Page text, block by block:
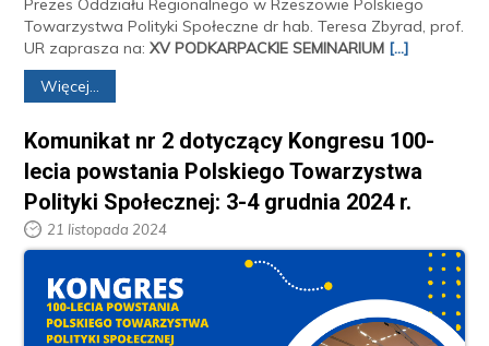
Prezes Oddziału Regionalnego w Rzeszowie Polskiego
Towarzystwa Polityki Społeczne dr hab. Teresa Zbyrad, prof.
UR zaprasza na: XV PODKARPACKIE SEMINARIUM [...]
Więcej...
Komunikat nr 2 dotyczący Kongresu 100-
lecia powstania Polskiego Towarzystwa
Polityki Społecznej: 3-4 grudnia 2024 r.
21 listopada 2024